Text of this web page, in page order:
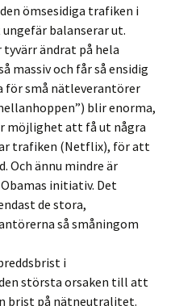
ömsesidiga trafiken i
balanserar ut.
ändrat på hela
massiv och får så ensidig
små nätleverantörer
blir enorma,
möjlighet att få ut några
trafiken (Netflix), för att
Och ännu mindre är
initiativ. Det
de stora,
så småningom
i
största orsaken till att
brist på nätneutralitet.